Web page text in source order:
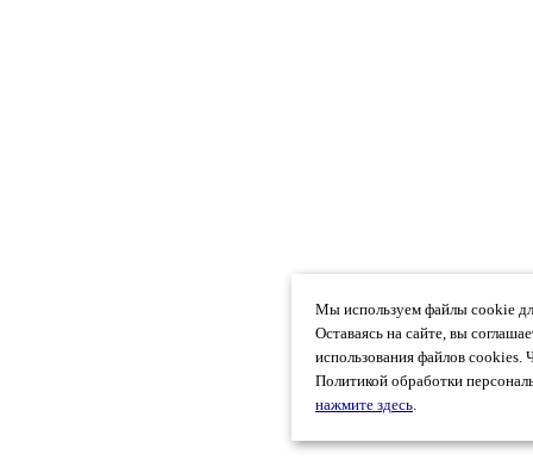
Мы используем файлы cookie
Оставаясь на сайте, вы
использования файлов cookies.
Политикой обработки
нажмите здесь.